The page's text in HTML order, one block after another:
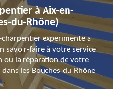
à Aix-en-
du-Rhône)
charpentier expérimenté à
savoir-faire à votre service
ou la réparation de votre
les Bouches-du-Rhône